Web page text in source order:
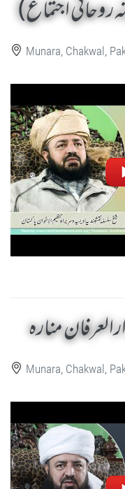
روحانی اجتماع)
Munara, Chakwal,
منارہ
Munara, Chakwal,